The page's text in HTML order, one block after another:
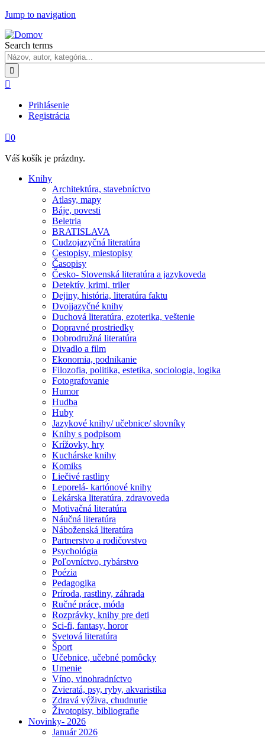
Jump to navigation
Search terms

Prihlásenie
Registrácia
0
Váš košík je prázdny.
Knihy
Architektúra, stavebníctvo
Atlasy, mapy
Báje, povesti
Beletria
BRATISLAVA
Cudzojazyčná literatúra
Cestopisy, miestopisy
Časopisy
Česko- Slovenská literatúra a jazykoveda
Detektív, krimi, triler
Dejiny, história, literatúra faktu
Dvojjazyčné knihy
Duchová literatúra, ezoterika, veštenie
Dopravné prostriedky
Dobrodružná literatúra
Divadlo a film
Ekonomia, podnikanie
Filozofia, politika, estetika, sociologia, logika
Fotografovanie
Humor
Hudba
Huby
Jazykové knihy/ učebnice/ slovníky
Knihy s podpisom
Krížovky, hry
Kuchárske knihy
Komiks
Liečivé rastliny
Leporelá- kartónové knihy
Lekárska literatúra, zdravoveda
Motivačná literatúra
Náučná literatúra
Náboženská literatúra
Partnerstvo a rodičovstvo
Psychológia
Poľovníctvo, rybárstvo
Poézia
Pedagogika
Príroda, rastliny, záhrada
Ručné práce, móda
Rozprávky, knihy pre deti
Sci-fi, fantasy, horor
Svetová literatúra
Šport
Učebnice, učebné pomôcky
Umenie
Víno, vinohradníctvo
Zvieratá, psy, ryby, akvaristika
Zdravá výživa, chudnutie
Životopisy, bibliografie
Novinky- 2026
Január 2026